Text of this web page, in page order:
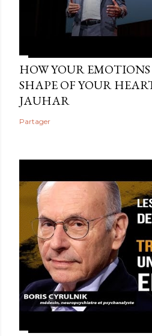
HOW YOUR
SHAPE OF YOUR
JAUHAR
Partager